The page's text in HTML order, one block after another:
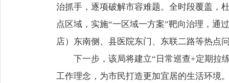
治抓手，逐项破解市容难题。全时段覆盖，
点区域，实施“一区域一方案”靶向治理，通
店）东南侧、县医院东门、东联二路等热点
下一步，该局将建立“日常巡查+定期拉练
工作理念，为市民打造更加宜居的生活环境